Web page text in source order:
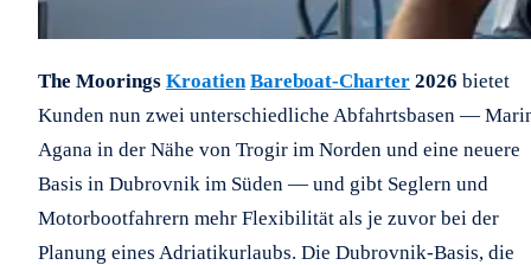
The Moorings Kroatien Bareboat-Charter 2026 bietet
Kunden nun zwei unterschiedliche Abfahrtsbasen —
Agana in der Nähe von Trogir im Norden und eine neuere
Basis in Dubrovnik im Süden — und gibt Seglern und
Motorbootfahrern mehr Flexibilität als je zuvor bei der
Planung eines Adriatikurlaubs. Die Dubrovnik-Basis, die